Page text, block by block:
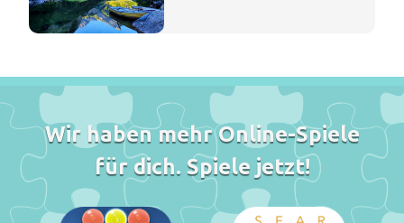
Wir haben mehr Online-Spiele
für dich. Spiele jetzt!